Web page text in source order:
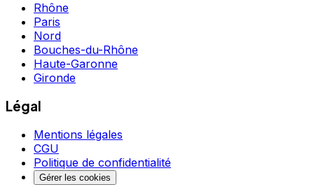
Rhône
Paris
Nord
Bouches-du-Rhône
Haute-Garonne
Gironde
Légal
Mentions légales
CGU
Politique de confidentialité
Gérer les cookies